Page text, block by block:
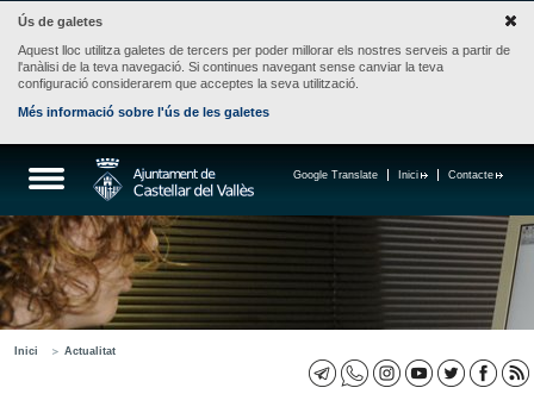
Ús de galetes
Aquest lloc utilitza galetes de tercers per poder millorar els nostres serveis a partir de
l'anàlisi de la teva navegació. Si continues navegant sense canviar la teva
configuració considerarem que acceptes la seva utilització.
Més informació sobre l'ús de les galetes
Contacte
Inici
Google Translate
Inici Actualitat